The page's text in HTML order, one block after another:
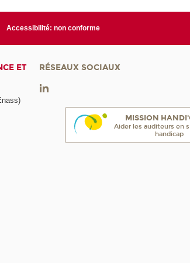
Accessibilité: non conforme
ET
RÉSEAUX SOCIAUX
MISSION
Aider les auditeurs en
handicap